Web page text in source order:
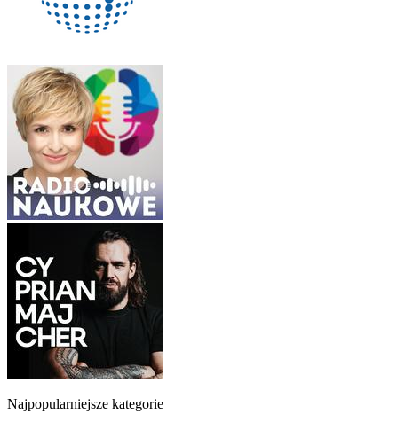
Najpopularniejsze kategorie